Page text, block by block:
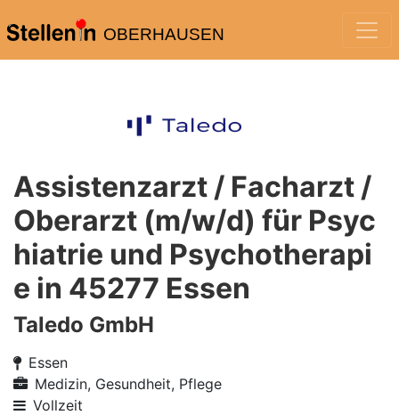
OBERHAUSEN
Assistenzarzt / Facharzt /
Oberarzt (m/w/d) für Psyc
hiatrie und Psychotherapi
e in 45277 Essen
Taledo GmbH
Essen
Medizin, Gesundheit, Pflege
Vollzeit